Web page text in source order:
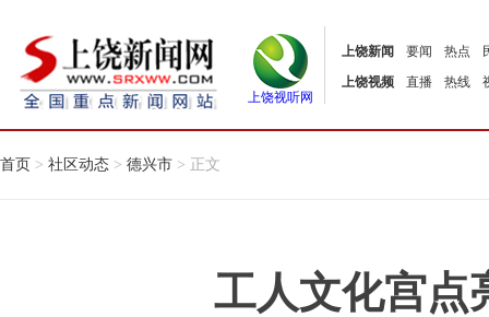
上饶视听网
上饶新闻 要闻 热点
上饶视频
直播 热线
首页 > 社区动态 > 德兴市 > 正文
工人文化宫点